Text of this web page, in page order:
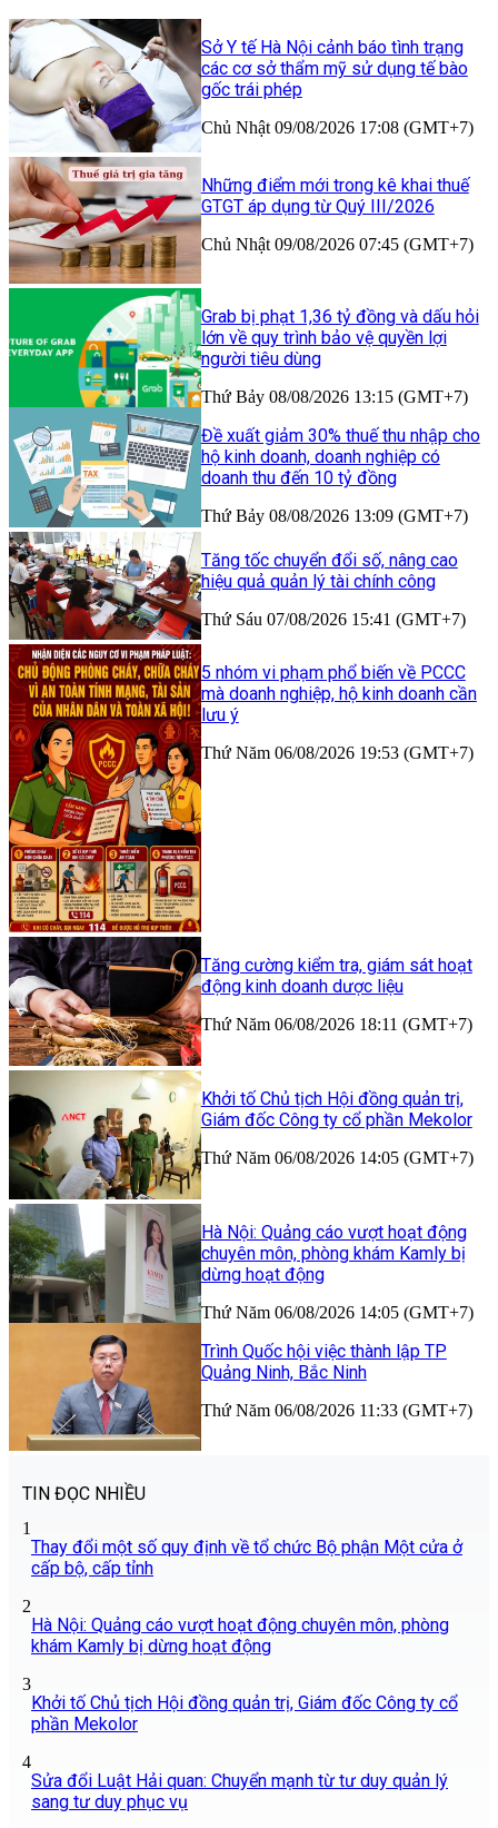
Sở Y tế Hà Nội cảnh báo tình trạng
các cơ sở thẩm mỹ sử dụng tế bào
gốc trái phép
Chủ Nhật 09/08/2026 17:08 (GMT+7)
Những điểm mới trong kê khai thuế
GTGT áp dụng từ Quý III/2026
Chủ Nhật 09/08/2026 07:45 (GMT+7)
Grab bị phạt 1,36 tỷ đồng và dấu hỏi
lớn về quy trình bảo vệ quyền lợi
người tiêu dùng
Thứ Bảy 08/08/2026 13:15 (GMT+7)
Đề xuất giảm 30% thuế thu nhập cho
hộ kinh doanh, doanh nghiệp có
doanh thu đến 10 tỷ đồng
Thứ Bảy 08/08/2026 13:09 (GMT+7)
Tăng tốc chuyển đổi số, nâng cao
hiệu quả quản lý tài chính công
Thứ Sáu 07/08/2026 15:41 (GMT+7)
5 nhóm vi phạm phổ biến về PCCC
mà doanh nghiệp, hộ kinh doanh cần
lưu ý
Thứ Năm 06/08/2026 19:53 (GMT+7)
Tăng cường kiểm tra, giám sát hoạt
động kinh doanh dược liệu
Thứ Năm 06/08/2026 18:11 (GMT+7)
Khởi tố Chủ tịch Hội đồng quản trị,
Giám đốc Công ty cổ phần Mekolor
Thứ Năm 06/08/2026 14:05 (GMT+7)
Hà Nội: Quảng cáo vượt hoạt động
chuyên môn, phòng khám Kamly bị
dừng hoạt động
Thứ Năm 06/08/2026 14:05 (GMT+7)
Trình Quốc hội việc thành lập TP
Quảng Ninh, Bắc Ninh
Thứ Năm 06/08/2026 11:33 (GMT+7)
TIN ĐỌC NHIỀU
1
Thay đổi một số quy định về tổ chức Bộ phận Một cửa ở
cấp bộ, cấp tỉnh
2
Hà Nội: Quảng cáo vượt hoạt động chuyên môn, phòng
khám Kamly bị dừng hoạt động
3
Khởi tố Chủ tịch Hội đồng quản trị, Giám đốc Công ty cổ
phần Mekolor
4
Sửa đổi Luật Hải quan: Chuyển mạnh từ tư duy quản lý
sang tư duy phục vụ